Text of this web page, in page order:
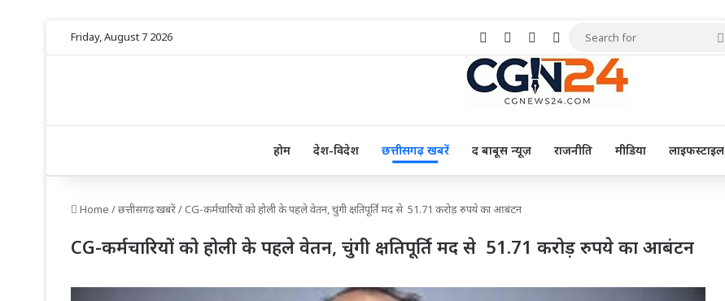
Friday, August 7 2026 Facebook PinterestYouTube
होम देश-विदेश छत्तीसगढ़ खबरें द बाबूस न्यूज़ राजनीति मीडिया लाइफस्टाइल
Home /छत्तीसगढ़ खबरें/CG-कर्मचारियों को होली के पहले वेतन, चुंगी क्षतिपूर्ति मद से 51.71 करोड़ रुपये का आबंटन
CG-कर्मचारियों को होली के पहले वेतन, चुंगी क्षतिपूर्ति मद से 51.71 करोड़ रुपये का आबंटन